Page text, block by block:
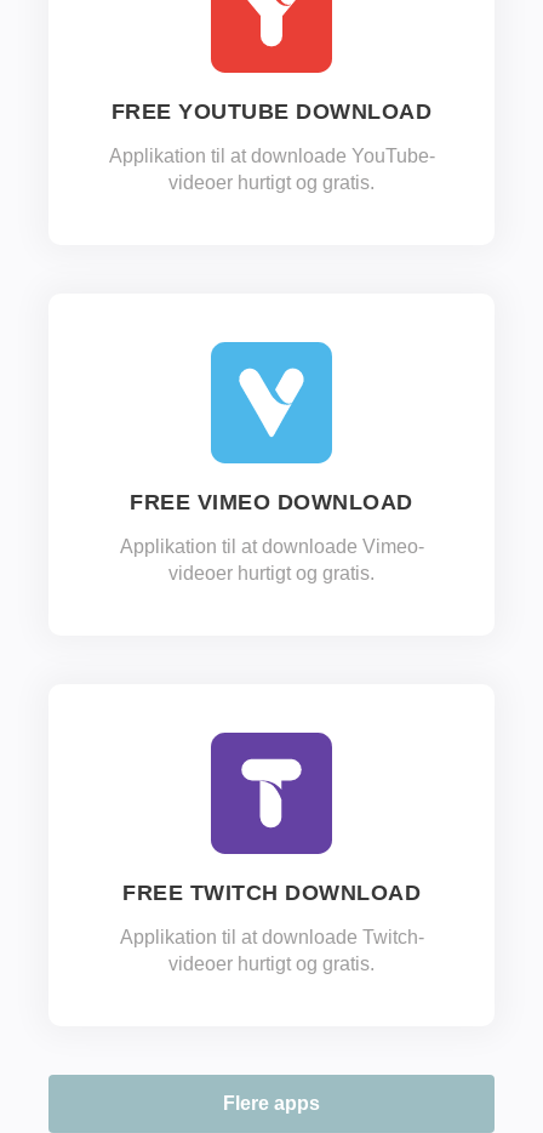
FREE YOUTUBE DOWNLOAD
Applikation til at downloade YouTube-
videoer hurtigt og gratis.
FREE VIMEO DOWNLOAD
Applikation til at downloade Vimeo-
videoer hurtigt og gratis.
FREE TWITCH DOWNLOAD
Applikation til at downloade Twitch-
videoer hurtigt og gratis.
Flere apps